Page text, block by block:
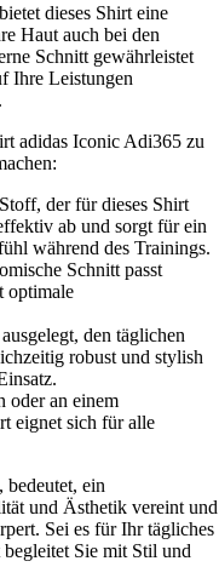
dieses Shirt eine
Haut auch bei den
Schnitt gewährleistet
Ihre Leistungen
adidas Iconic Adi365 zu
der für dieses Shirt
ab und sorgt für ein
während des Trainings.
Schnitt passt
optimale
den täglichen
robust und stylish
oder an einem
eignet sich für alle
ein
und Ästhetik vereint und
Sei es für Ihr tägliches
Sie mit Stil und